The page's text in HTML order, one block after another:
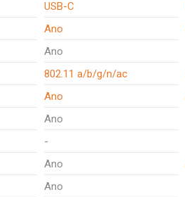
USB-C
Ano
Ano
802.11 a/b/g/n/ac
Ano
Ano
-
Ano
Ano